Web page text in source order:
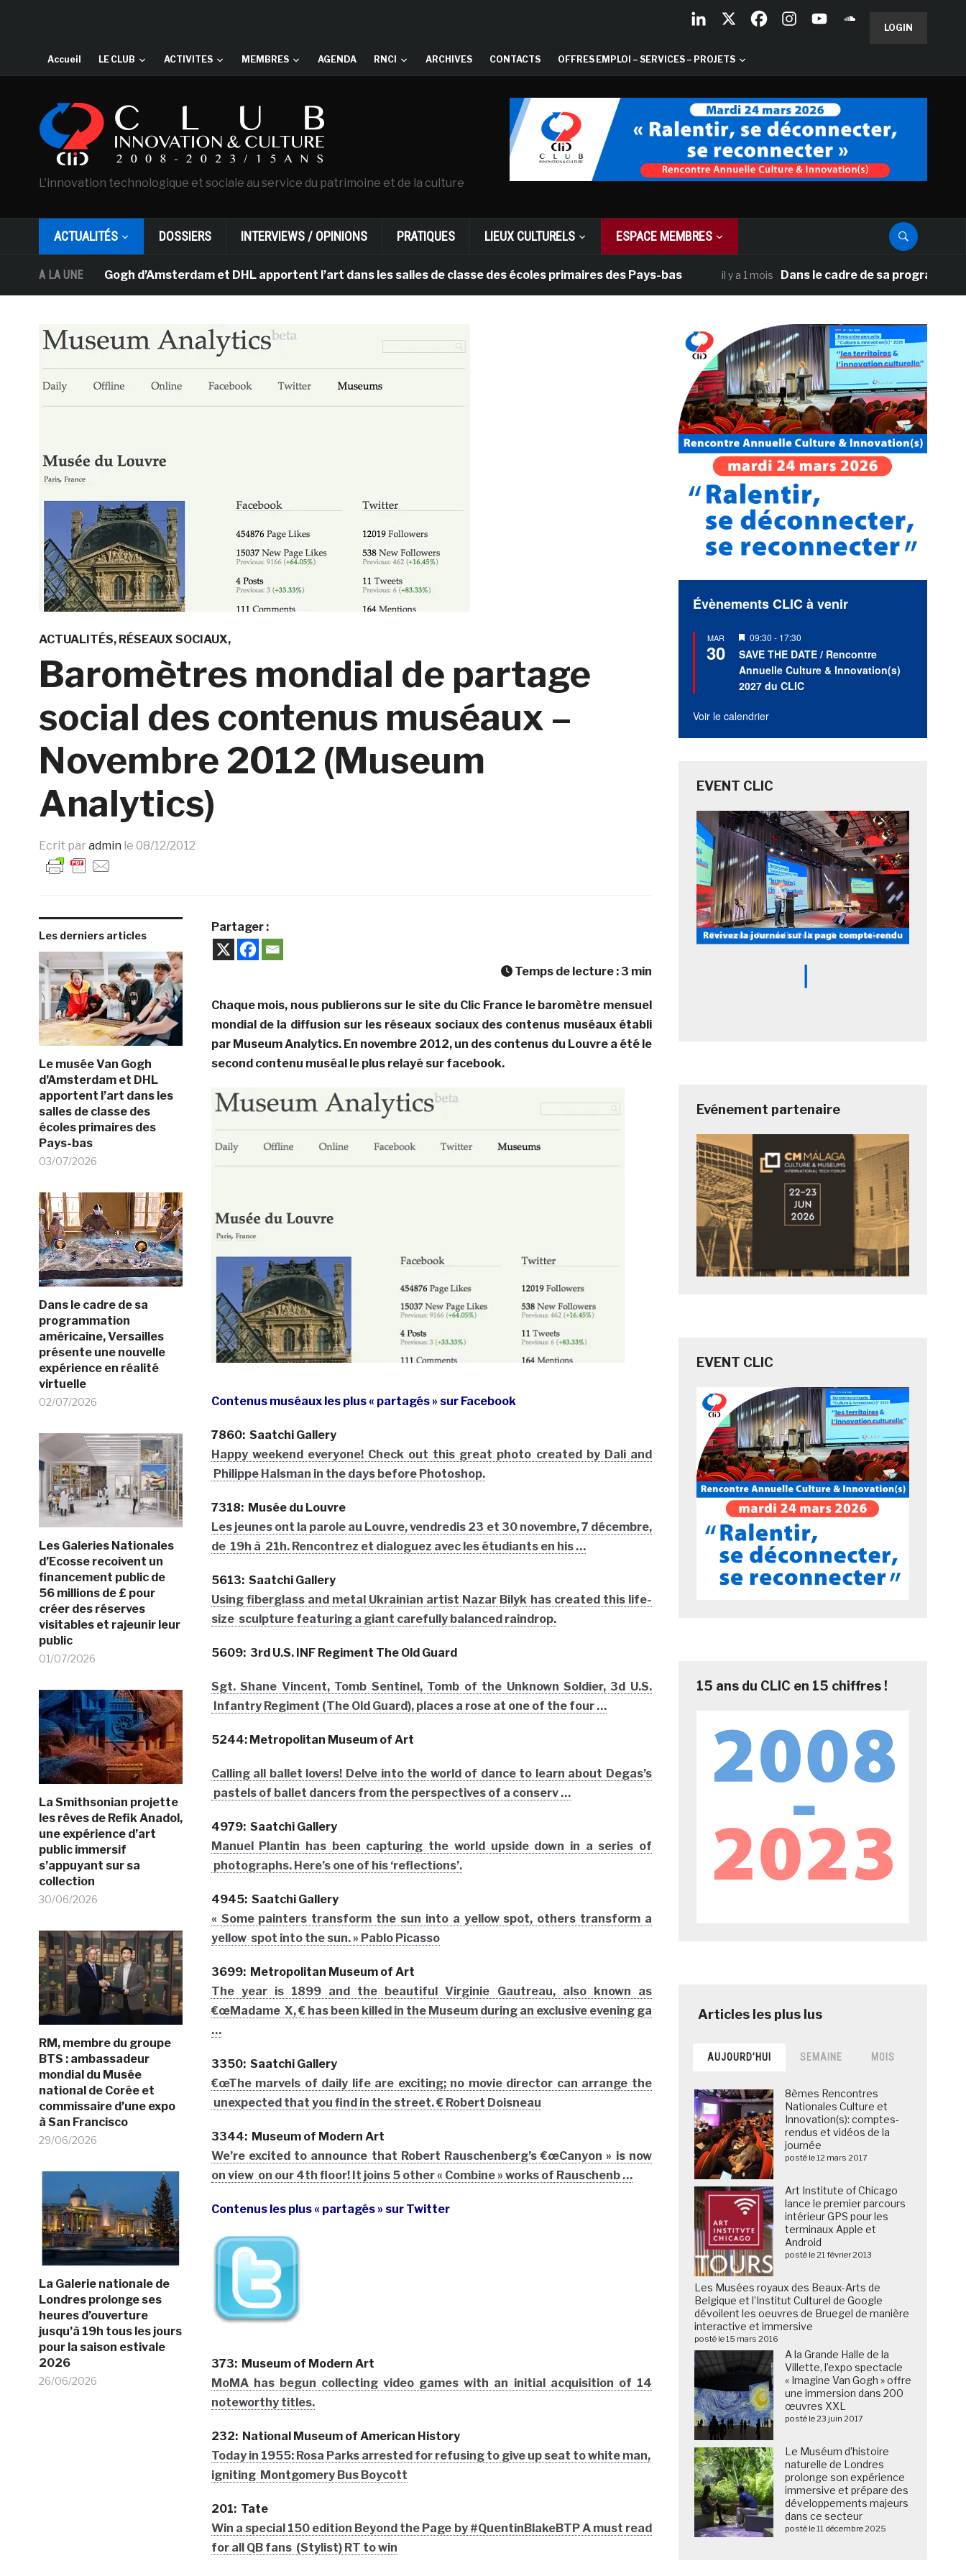
LOGIN
Accueil LE CLUB ACTIVITES MEMBRES AGENDA RNCI ARCHIVES CONTACTS OFFRES EMPLOI – SERVICES – PROJETS
L'innovation technologique et sociale au service du patrimoine et de la culture
ACTUALITÉS DOSSIERS INTERVIEWS / OPINIONS PRATIQUES LIEUX CULTURELS ESPACE MEMBRES
A LA UNE
Van Gogh d’Amsterdam et DHL apportent l’art dans les salles de classe des écoles primaires des Pays-bas il y a 1 mois Dans le cadre de sa programmation
ACTUALITÉS RÉSEAUX SOCIAUX
Baromètres mondial de partage
social des contenus muséaux –
Novembre 2012 (Museum
Analytics)
Ecrit par admin le 08/12/2012
Les derniers articles
Le musée Van Gogh
d’Amsterdam et DHL
apportent l’art dans les
salles de classe des
écoles primaires des
Pays-bas
03/07/2026
Dans le cadre de sa
programmation
américaine, Versailles
présente une nouvelle
expérience en réalité
virtuelle
02/07/2026
Les Galeries Nationales
d’Ecosse recoivent un
financement public de
56 millions de £ pour
créer des réserves
visitables et rajeunir leur
public
01/07/2026
La Smithsonian projette
les rêves de Refik Anadol,
une expérience d’art
public immersif
s’appuyant sur sa
collection
30/06/2026
RM, membre du groupe
BTS : ambassadeur
mondial du Musée
national de Corée et
commissaire d’une expo
à San Francisco
29/06/2026
La Galerie nationale de
Londres prolonge ses
heures d’ouverture
jusqu’à 19h tous les jours
pour la saison estivale
2026
26/06/2026
Partager :
Temps de lecture : 3 min
Chaque mois, nous publierons sur le site du Clic France le baromètre mensuel
mondial de la diffusion sur les réseaux sociaux des contenus muséaux établi
par Museum Analytics. En novembre 2012, un des contenus du Louvre a été le
second contenu muséal le plus relayé sur facebook.
Contenus muséaux les plus « partagés » sur Facebook
7860: Saatchi Gallery
Happy weekend everyone! Check out this great photo created by Dali and
Philippe Halsman in the days before Photoshop.
7318: Musée du Louvre
Les jeunes ont la parole au Louvre, vendredis 23 et 30 novembre, 7 décembre,
de 19h à 21h. Rencontrez et dialoguez avec les étudiants en his …
5613: Saatchi Gallery
Using fiberglass and metal Ukrainian artist Nazar Bilyk has created this life-
size sculpture featuring a giant carefully balanced raindrop.
5609: 3rd U.S. INF Regiment The Old Guard
Sgt. Shane Vincent, Tomb Sentinel, Tomb of the Unknown Soldier, 3d U.S.
Infantry Regiment (The Old Guard), places a rose at one of the four …
5244: Metropolitan Museum of Art
Calling all ballet lovers! Delve into the world of dance to learn about Degas’s
pastels of ballet dancers from the perspectives of a conserv …
4979: Saatchi Gallery
Manuel Plantin has been capturing the world upside down in a series of
photographs. Here’s one of his ‘reflections’.
4945: Saatchi Gallery
« Some painters transform the sun into a yellow spot, others transform a
yellow spot into the sun. » Pablo Picasso
3699: Metropolitan Museum of Art
The year is 1899 and the beautiful Virginie Gautreau, also known as
€œMadame X, € has been killed in the Museum during an exclusive evening ga
…
3350: Saatchi Gallery
€œThe marvels of daily life are exciting; no movie director can arrange the
unexpected that you find in the street. € Robert Doisneau
3344: Museum of Modern Art
We’re excited to announce that Robert Rauschenberg’s €œCanyon » is now
on view on our 4th floor! It joins 5 other « Combine » works of Rauschenb …
Contenus les plus « partagés » sur Twitter
373: Museum of Modern Art
MoMA has begun collecting video games with an initial acquisition of 14
noteworthy titles.
232: National Museum of American History
Today in 1955: Rosa Parks arrested for refusing to give up seat to white man,
igniting Montgomery Bus Boycott
201: Tate
Win a special 150 edition Beyond the Page by #QuentinBlakeBTP A must read
for all QB fans (Stylist) RT to win
Évènements CLIC à venir
MAR
30
Mis
en
avant
09:30 - 17:30
SAVE THE DATE / Rencontre
Annuelle Culture & Innovation(s)
2027 du CLIC
Voir le calendrier
EVENT CLIC
Evénement partenaire
EVENT CLIC
15 ans du CLIC en 15 chiffres !
AUJOURD’HUI SEMAINE MOIS
8èmes Rencontres
Nationales Culture et
Innovation(s): comptes-
rendus et vidéos de la
journée
posté le 12 mars 2017
Art Institute of Chicago
lance le premier parcours
intérieur GPS pour les
terminaux Apple et
Android
posté le 21 février 2013
Les Musées royaux des Beaux-Arts de
Belgique et l’Institut Culturel de Google
dévoilent les oeuvres de Bruegel de manière
interactive et immersive
posté le 15 mars 2016
A la Grande Halle de la
Villette, l’expo spectacle
« Imagine Van Gogh » offre
une immersion dans 200
œuvres XXL
posté le 23 juin 2017
Le Muséum d’histoire
naturelle de Londres
prolonge son expérience
immersive et prépare des
développements majeurs
dans ce secteur
posté le 11 décembre 2025